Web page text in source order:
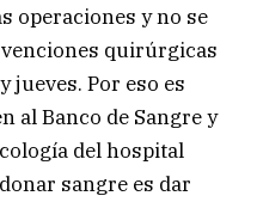
operaciones y no se
quirúrgicas
jueves. Por eso es
al Banco de Sangre y
del hospital
sangre es dar